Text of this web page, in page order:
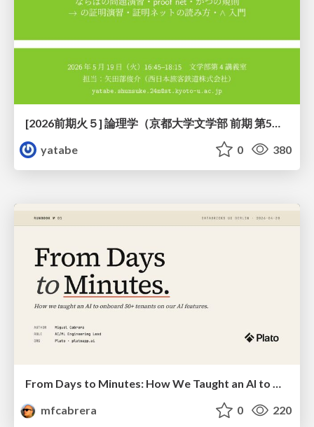
yatabe
0 380
From Days to Minutes: How We Taught an AI to Onboard 50+ Tenants on our AI Features
mfcabrera
0 220